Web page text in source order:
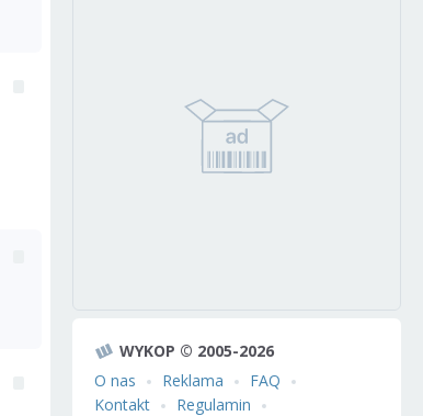
WYKOP © 2005-2026
O nas
Reklama
FAQ
Kontakt
Regulamin